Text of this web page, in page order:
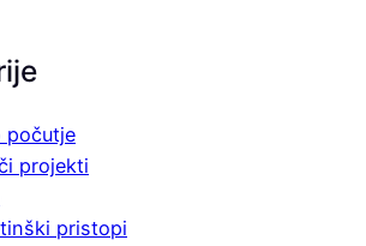
počutje
projekti
pristopi